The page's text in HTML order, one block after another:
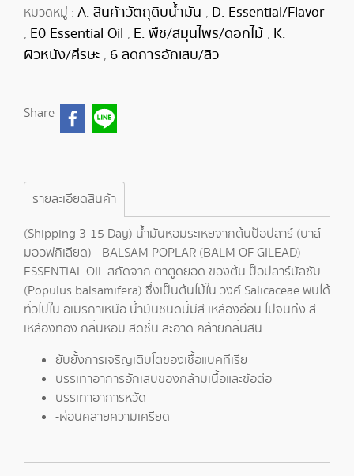
หมวดหมู่ : A. สินค้าวัตถุดิบน้ำมัน , D. Essential/Flavor
, E0 Essential Oil , E. พืช/สมุนไพร/ดอกไม้ , K.
ผิวหนัง/ศีรษะ , 6 ลดการอักเสบ/สิว
Share
รายละเอียดสินค้า
(Shipping 3-15 Day) น้ำมันหอมระเหยจากต้นป็อปลาร์ (บาล์
มออฟกิเลียด) - BALSAM POPLAR (BALM OF GILEAD)
ESSENTIAL OIL สกัดจาก ตาตูดยอด ของต้น ป็อปลาร์บัลซัม
(Populus balsamifera) ซึ่งเป็นต้นไม้ใน วงศ์ Salicaceae พบได้
ทั่วไปใน อเมริกาเหนือ น้ำมันชนิดนี้มีสี เหลืองอ่อน ไปจนถึง สี
เหลืองทอง กลิ่นหอม สดชื่น สะอาด คล้ายกลิ่นสน
ยับยั้งการเจริญเติบโตของเชื้อแบคทีเรีย
บรรเทาอาการอักเสบของกล้ามเนื้อและข้อต่อ
บรรเทาอาการหวัด
-ผ่อนคลายความเครียด